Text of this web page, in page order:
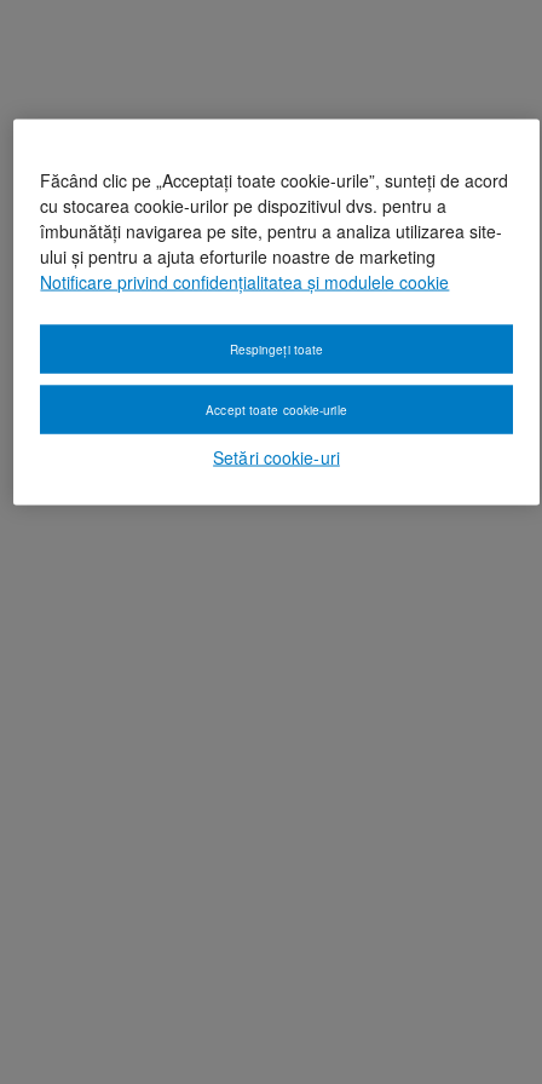
Făcând clic pe „Acceptați toate cookie-urile”, sunteți de acord
cu stocarea cookie-urilor pe dispozitivul dvs. pentru a
îmbunătăți navigarea pe site, pentru a analiza utilizarea site-
ului și pentru a ajuta eforturile noastre de marketing
Notificare privind confidențialitatea și modulele cookie
Setări cookie-uri
Respingeți toate
Accept toate cookie-urile